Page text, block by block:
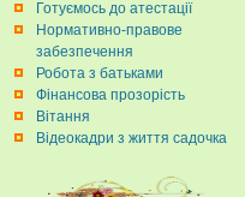
Готуємось до атестації
Нормативно-правове
забезпечення
Робота з батьками
Фінансова прозорість
Вітання
Відеокадри з життя садочка